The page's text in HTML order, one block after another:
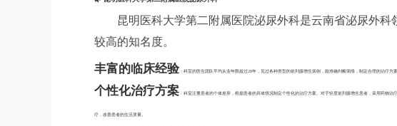
昆明医科大学第二附属医院泌尿外科是云南省泌尿外
较高的知名度。
丰富的临床经验 ：科室的医生团队平均从业年限超过20年，见过各种类型的前列腺增生病例，能准确判断病情，制定合理的治疗
个性化治疗方案 ：科室注重患者的个体差异，根据患者的具体情况制定个性化的治疗方案。对于轻度前列腺增生患者，采用药物
疗，改善患者的生活质量。